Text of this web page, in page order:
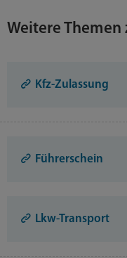
Weitere
Kfz-Zulassung
Führerschein
Lkw-Transport